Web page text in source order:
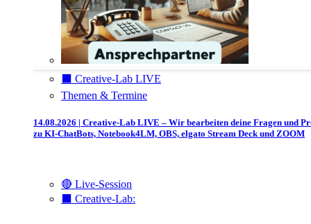
⬛️ Creative-Lab LIVE
Themen & Termine
14.08.2026 | Creative-Lab LIVE – Wir bearbeiten deine Fragen und
zu KI-ChatBots, Notebook4LM, OBS, elgato Stream Deck und ZOOM
🔴 Live-Session
⬛️ Creative-Lab: